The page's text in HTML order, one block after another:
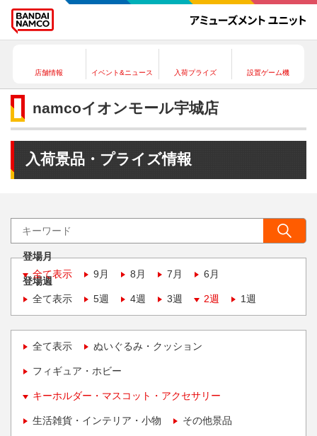
店舗情報 イベント&ニュース 入荷プライズ 設置ゲーム機
namcoイオンモール宇城店
入荷景品・プライズ情報
登場月
全て表示
9月 8月 7月 6月
登場週
全て表示
5週 4週 3週 2週 1週
全て表示 ぬいぐるみ・クッション
フィギュア・ホビー
キーホルダー・マスコット・アクセサリー
生活雑貨・インテリア・小物 その他景品